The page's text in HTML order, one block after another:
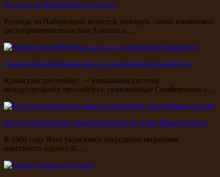
Ротонда на Набережной Алушты
Ротонда на Набережной является, пожалуй, самой узнаваемой
достопримечательностью Алушты и…
Здание троллейбусных касс и Алуштинский Аквариум
Крымский троллейбус — уникальная система
междугородного троллейбуса, связывающая Симферополь с…
Костел непорочного зачатия Пресвятой Девы Марии в Ялте
В 1906 году Ялта украсилась очередным творением
известного зодчего Н.…